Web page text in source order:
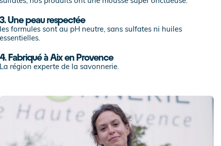
3. Une peau respectée
les formules sont au pH neutre, sans sulfates ni huiles
essentielles.
4. Fabriqué à Aix en Provence
La région experte de la savonnerie.